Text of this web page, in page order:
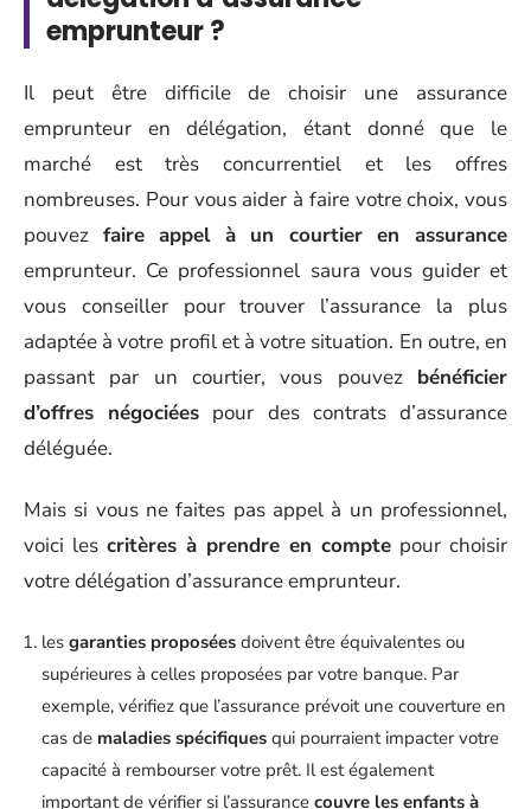
emprunteur ?
Il peut être difficile de choisir une assurance
emprunteur en délégation, étant donné que le
marché est très concurrentiel et les offres
nombreuses. Pour vous aider à faire votre choix, vous
pouvez faire appel à un courtier en assurance
emprunteur. Ce professionnel saura vous guider et
vous conseiller pour trouver l’assurance la plus
adaptée à votre profil et à votre situation. En outre, en
passant par un courtier, vous pouvez bénéficier
d’offres négociées pour des contrats d’assurance
déléguée.
Mais si vous ne faites pas appel à un professionnel,
voici les critères à prendre en compte pour choisir
votre délégation d’assurance emprunteur.
les garanties proposées doivent être équivalentes ou
supérieures à celles proposées par votre banque. Par
exemple, vérifiez que l’assurance prévoit une couverture en
cas de maladies spécifiques qui pourraient impacter votre
capacité à rembourser votre prêt. Il est également
important de vérifier si l’assurance couvre les enfants à